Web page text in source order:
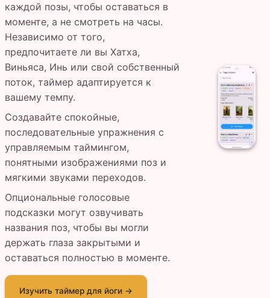
каждой позы, чтобы оставаться в
моменте, а не смотреть на часы.
Независимо от того,
предпочитаете ли вы Хатха,
Виньяса, Инь или свой собственный
поток, таймер адаптируется к
вашему темпу.
Создавайте спокойные,
последовательные упражнения с
управляемым таймингом,
понятными изображениями поз и
мягкими звуками переходов.
Опциональные голосовые
подсказки могут озвучивать
названия поз, чтобы вы могли
держать глаза закрытыми и
оставаться полностью в моменте.
Изучить таймер для йоги →